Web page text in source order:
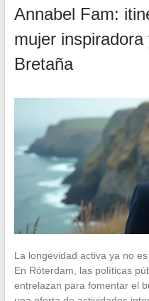
Annabel Fam:
mujer
Bretaña
La longevidad activa ya no
En Róterdam, las políticas
entrelazan para fomentar el